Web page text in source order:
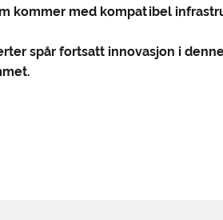
kommer med kompatibel
spår fortsatt innovasjon i